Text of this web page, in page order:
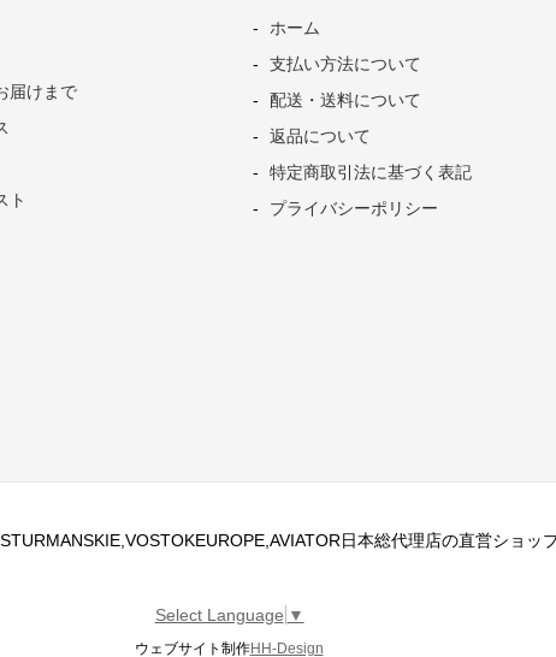
届けまで
ト
ホーム
支払い方法について
配送・送料について
返品について
特定商取引法に基づく表記
プライバシーポリシー
日本総代理店の直営ショッ
Select Language ▼
ウェブサイト制作HH-Design